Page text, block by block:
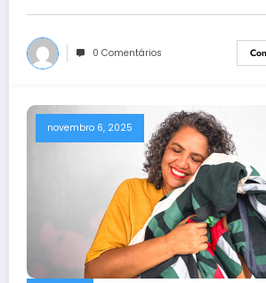
0 Comentários
novembro 6, 2025